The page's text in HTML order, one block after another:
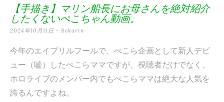
ン
テ
ン
ツ
へ
【手描き】マリン船長にお母さんを絶対紹介
したくないぺこちゃん動画。
2024年10月11日 - Bekarin
今年のエイプリルフールで、ぺこら企画として新人デビ
ュー（嘘）したぺこらママですが、視聴者だけでなく、
ホロライブのメンバー内でもぺこらママは絶大な人気を
誇るんですよね。